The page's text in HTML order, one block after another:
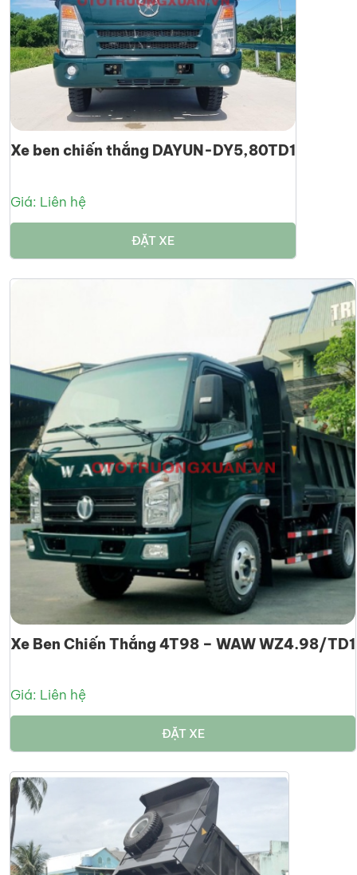
Xe ben chiến thắng DAYUN-DY5,80TD1
Giá: Liên hệ
ĐẶT XE
Xe Ben Chiến Thắng 4T98 – WAW WZ4.98/TD1
Giá: Liên hệ
ĐẶT XE